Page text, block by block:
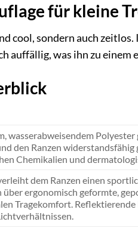
für kleine
cool, sondern auch
auffällig, was ihn zu einem
wasserabweisendem
den Ranzen
Chemikalien und
dem Ranzen einen
ergonomisch geformte,
Tragekomfort.